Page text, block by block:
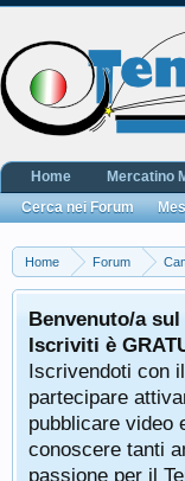
Home Forum
Benvenuto/a
Iscriviti è
Iscrivendoti con
partecipare
pubblicare video
conoscere tanti
passione per il
Home Mercatino
Cerca nei Forum